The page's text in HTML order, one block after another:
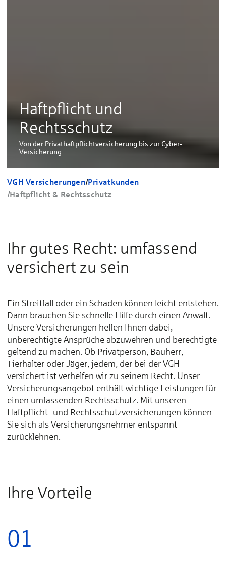
Haftpflicht und
Rechtsschutz
Von der Privathaftpflichtversicherung bis zur Cyber-
Versicherung
VGH Versicherungen/Privatkunden
/Haftpflicht & Rechtsschutz
Ihr gutes Recht: umfassend
versichert zu sein
Ein Streitfall oder ein Schaden können leicht entstehen.
Dann brauchen Sie schnelle Hilfe durch einen Anwalt.
Unsere Versicherungen helfen Ihnen dabei,
unberechtigte Ansprüche abzuwehren und berechtigte
geltend zu machen. Ob Privatperson, Bauherr,
Tierhalter oder Jäger, jedem, der bei der VGH
versichert ist verhelfen wir zu seinem Recht. Unser
Versicherungsangebot enthält wichtige Leistungen für
einen umfassenden Rechtsschutz. Mit unseren
Haftpflicht- und Rechtsschutzversicherungen können
Sie sich als Versicherungsnehmer entspannt
zurücklehnen.
Ihre Vorteile
01